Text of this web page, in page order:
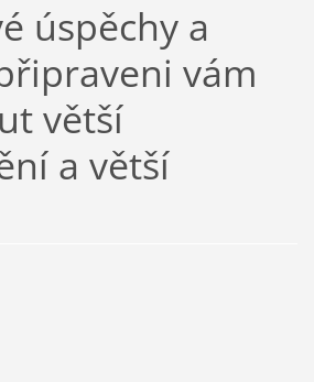
úspěchy a
vám
větší
a větší